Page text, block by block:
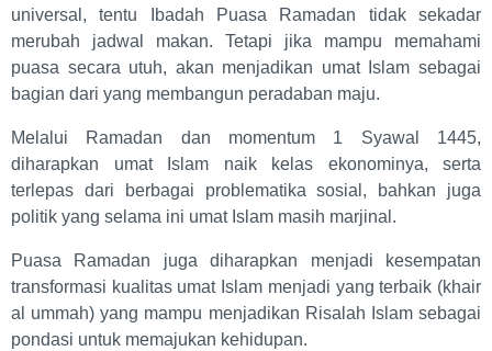
universal, tentu Ibadah Puasa Ramadan tidak sekadar
merubah jadwal makan. Tetapi jika mampu memahami
puasa secara utuh, akan menjadikan umat Islam sebagai
bagian dari yang membangun peradaban maju.
Melalui Ramadan dan momentum 1 Syawal 1445,
diharapkan umat Islam naik kelas ekonominya, serta
terlepas dari berbagai problematika sosial, bahkan juga
politik yang selama ini umat Islam masih marjinal.
Puasa Ramadan juga diharapkan menjadi kesempatan
transformasi kualitas umat Islam menjadi yang terbaik (khair
al ummah) yang mampu menjadikan Risalah Islam sebagai
pondasi untuk memajukan kehidupan.